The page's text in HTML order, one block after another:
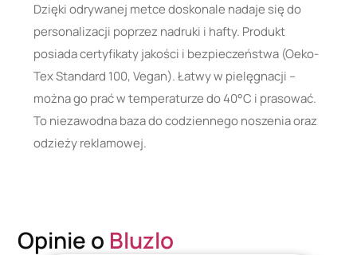
Dzięki odrywanej metce doskonale nadaje się do
personalizacji poprzez nadruki i hafty. Produkt
posiada certyfikaty jakości i bezpieczeństwa (Oeko-
Tex Standard 100, Vegan). Łatwy w pielęgnacji –
można go prać w temperaturze do 40°C i prasować.
To niezawodna baza do codziennego noszenia oraz
odzieży reklamowej.
Opinie o Bluzlo